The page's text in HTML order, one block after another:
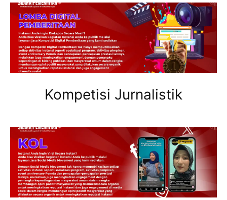
Kompetisi Jurnalistik